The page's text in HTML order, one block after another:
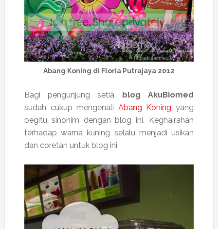
Abang Koning di Floria Putrajaya 2012
Bagi pengunjung setia blog AkuBiomed
sudah cukup mengenali Abang Koning yang
begitu sinonim dengan blog ini. Keghairahan
terhadap warna kuning selalu menjadi usikan
dan coretan untuk blog ini.